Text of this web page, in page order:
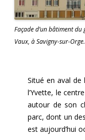
Façade d’un bâtiment
Vaux, à Savigny-sur-
Situé en aval de
l’Yvette, le
autour de son
parc, dont un
est aujourd’hui